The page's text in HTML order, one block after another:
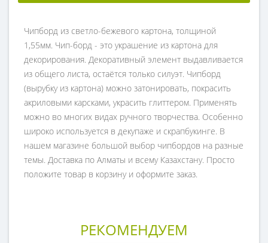
Чипборд из светло-бежевого картона, толщиной
1,55мм. Чип-борд - это украшение из картона для
декорирования. Декоративный элемент выдавливается
из общего листа, остаётся только силуэт. Чипборд
(вырубку из картона) можно затонировать, покрасить
акриловыми карсками, украсить глиттером. Применять
можно во многих видах ручного творчества. Особенно
широко используется в декупаже и скрапбукинге. В
нашем магазине большой выбор чипбордов на разные
темы. Доставка по Алматы и всему Казахстану. Просто
положите товар в корзину и оформите заказ.
РЕКОМЕНДУЕМ